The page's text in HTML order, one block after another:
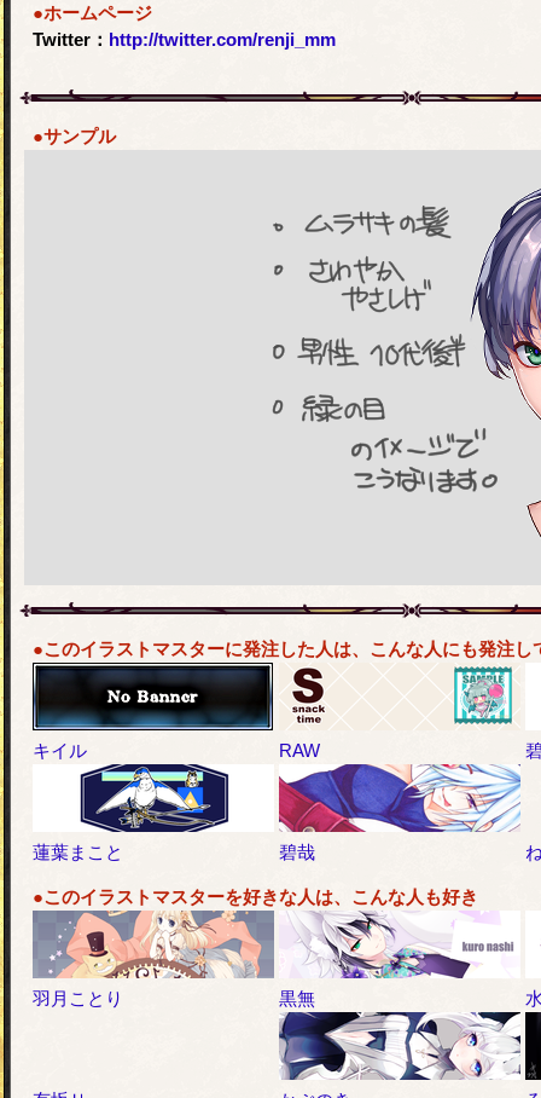
●ホームページ
Twitter： http://twitter.com/renji_mm
●サンプル
●このイラストマスターに発注した人は、こんな人にも発注し
キイル RAW
蓮葉まこと 碧哉
●このイラストマスターを好きな人は、こんな人も好き
羽月ことり 黒無